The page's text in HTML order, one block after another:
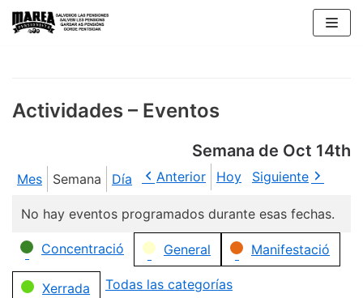
Saltar
Actividades – Eventos
Semana de Oct 14th
Mes Semana Día Anterior Hoy Siguiente
No hay eventos programados durante esas fechas.
Categorías
Concentració General Manifestació
Xerrada Todas las categorías